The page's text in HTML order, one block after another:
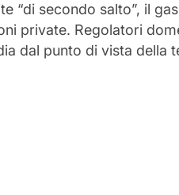
“di secondo salto”, il
private. Regolatori
dal punto di vista